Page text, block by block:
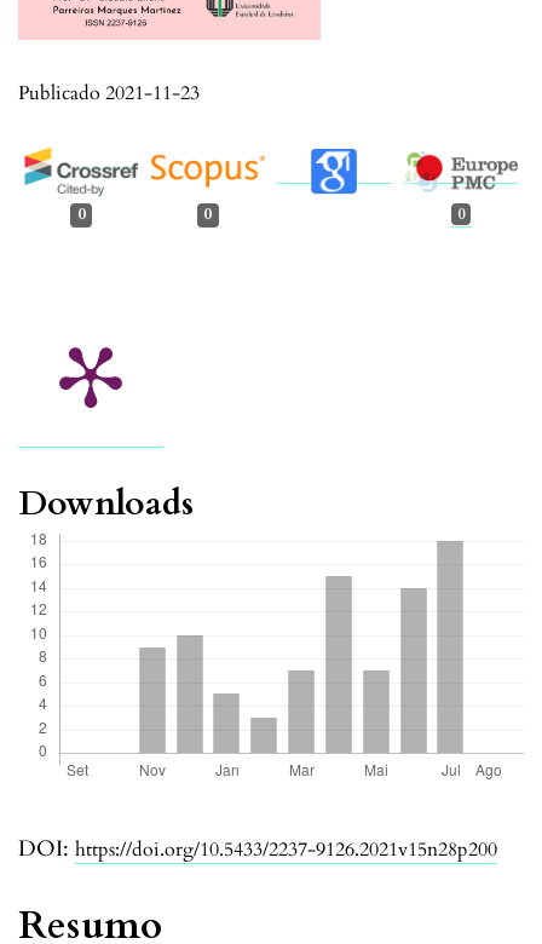
DOI: https://doi.org/10.5433/2237-9126.2021v15n28p200
Publicado 2021-11-23
0 0 0
Resumo
Downloads